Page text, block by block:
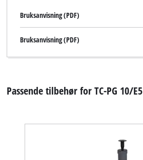
Bruksanvisning (PDF)
Bruksanvisning (PDF)
Passende tilbehør for TC-PG 10/E5